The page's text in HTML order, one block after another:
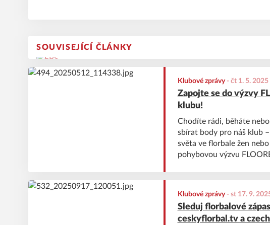
SOUVISEJÍCÍ ČLÁNKY
Klubové zprávy- čt 1. 5. 2025
Zapojte se do výzvy
klubu!
Chodíte rádi, běháte
sbírat body pro náš klub
světa ve florbale žen
pohybovou výzvu
Klubové zprávy- st 17. 9.
Sleduj florbalové
ceskyflorbal.tv a